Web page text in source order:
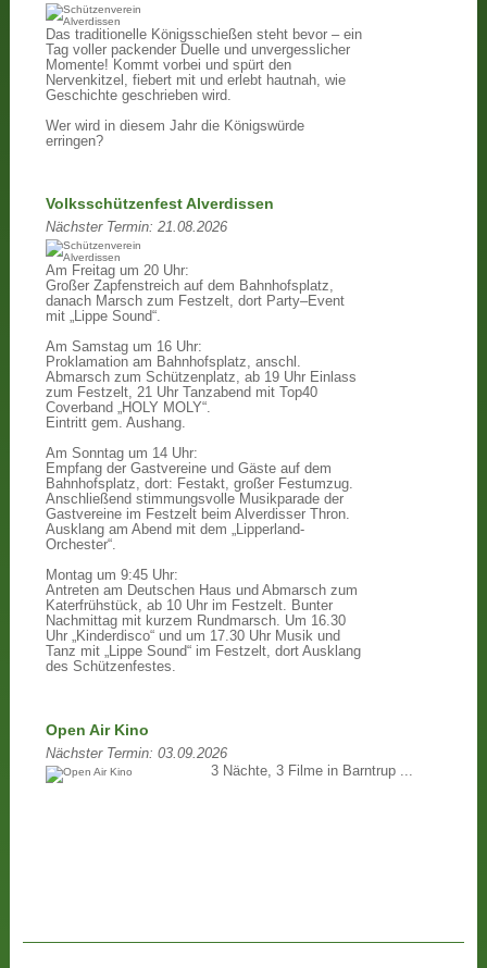
Das traditionelle Königsschießen steht bevor – ein
Tag voller packender Duelle und unvergesslicher
Momente! Kommt vorbei und spürt den
Nervenkitzel, fiebert mit und erlebt hautnah, wie
Geschichte geschrieben wird.
Wer wird in diesem Jahr die Königswürde
erringen?
Volksschützenfest Alverdissen
Nächster Termin: 21.08.2026
Am Freitag um 20 Uhr:
Großer Zapfenstreich auf dem Bahnhofsplatz,
danach Marsch zum Festzelt, dort Party–Event
mit „Lippe Sound“.
Am Samstag um 16 Uhr:
Proklamation am Bahnhofsplatz, anschl.
Abmarsch zum Schützenplatz, ab 19 Uhr Einlass
zum Festzelt, 21 Uhr Tanzabend mit Top40
Coverband „HOLY MOLY“.
Eintritt gem. Aushang.
Am Sonntag um 14 Uhr:
Empfang der Gastvereine und Gäste auf dem
Bahnhofsplatz, dort: Festakt, großer Festumzug.
Anschließend stimmungsvolle Musikparade der
Gastvereine im Festzelt beim Alverdisser Thron.
Ausklang am Abend mit dem „Lipperland-
Orchester“.
Montag um 9:45 Uhr:
Antreten am Deutschen Haus und Abmarsch zum
Katerfrühstück, ab 10 Uhr im Festzelt. Bunter
Nachmittag mit kurzem Rundmarsch. Um 16.30
Uhr „Kinderdisco“ und um 17.30 Uhr Musik und
Tanz mit „Lippe Sound“ im Festzelt, dort Ausklang
des Schützenfestes.
Open Air Kino
Nächster Termin: 03.09.2026
3 Nächte, 3 Filme in Barntrup ...